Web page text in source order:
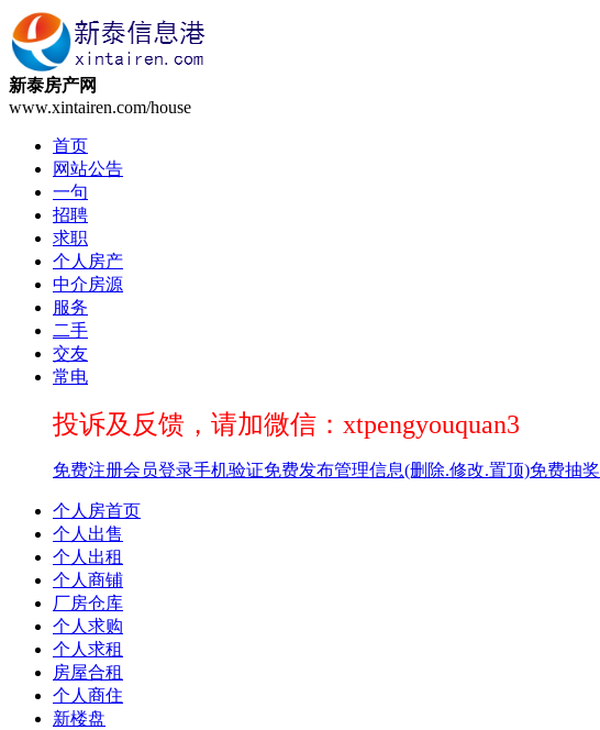
新泰房产网
www.xintairen.com/house
首页
网站公告
一句
招聘
求职
个人房产
中介房源
服务
二手
交友
常电
投诉及反馈，请加微信：xtpengyouquan3
免费注册会员登录手机验证免费发布管理信息(删除.修改.置顶)免费抽奖
个人房首页
个人出售
个人出租
个人商铺
厂房仓库
个人求购
个人求租
房屋合租
个人商住
新楼盘